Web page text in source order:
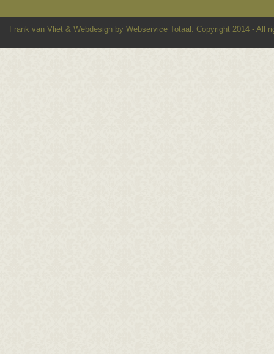
Frank van Vliet & Webdesign by Webservice Totaal . Copyright 2014 - All